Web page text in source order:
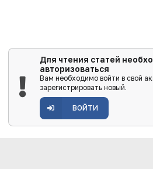
Для чтения статей
авторизоваться
Вам необходимо войти в свой
зарегистрировать новый.
ВОЙТИ